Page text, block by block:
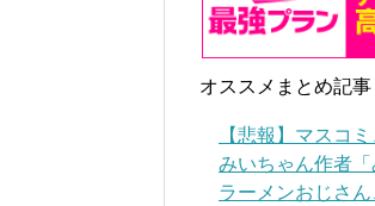
オススメまとめ記事
【悲報】マスコ
みいちゃん作者
ラーメンおじさ